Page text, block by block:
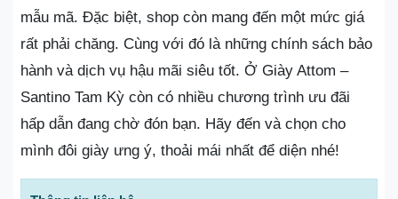
mẫu mã. Đặc biệt, shop còn mang đến một mức giá
rất phải chăng. Cùng với đó là những chính sách bảo
hành và dịch vụ hậu mãi siêu tốt. Ở Giày Attom –
Santino Tam Kỳ còn có nhiều chương trình ưu đãi
hấp dẫn đang chờ đón bạn. Hãy đến và chọn cho
mình đôi giày ưng ý, thoải mái nhất để diện nhé!